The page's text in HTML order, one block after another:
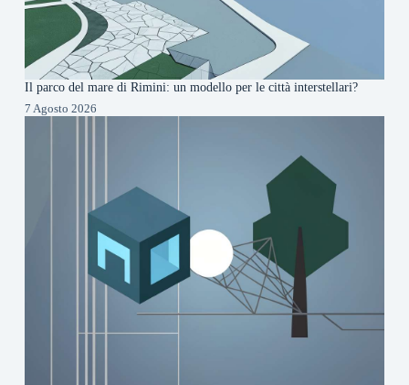
Il parco del mare di Rimini: un modello per le città interstellari?
7 Agosto 2026